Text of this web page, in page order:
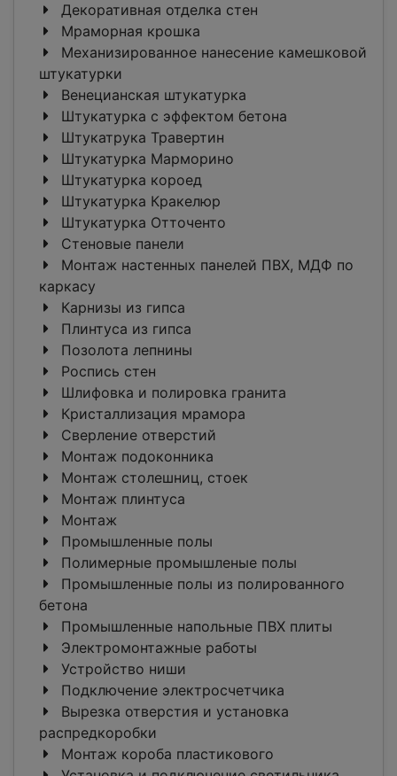
Декоративная отделка стен
Мраморная крошка
Механизированное нанесение камешковой
штукатурки
Венецианская штукатурка
Штукатурка с эффектом бетона
Штукатрука Травертин
Штукатурка Марморино
Штукатурка короед
Штукатурка Кракелюр
Штукатурка Отточенто
Стеновые панели
Монтаж настенных панелей ПВХ, МДФ по
каркасу
Карнизы из гипса
Плинтуса из гипса
Позолота лепнины
Роспись стен
Шлифовка и полировка гранита
Кристаллизация мрамора
Сверление отверстий
Монтаж подоконника
Монтаж столешниц, стоек
Монтаж плинтуса
Монтаж
Промышленные полы
Полимерные промышленые полы
Промышленные полы из полированного
бетона
Промышленные напольные ПВХ плиты
Электромонтажные работы
Устройство ниши
Подключение электросчетчика
Вырезка отверстия и установка
распредкоробки
Монтаж короба пластикового